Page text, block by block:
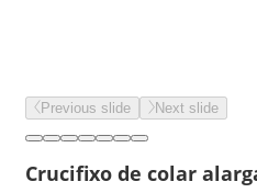
Previous slide Next slide
Crucifixo de colar